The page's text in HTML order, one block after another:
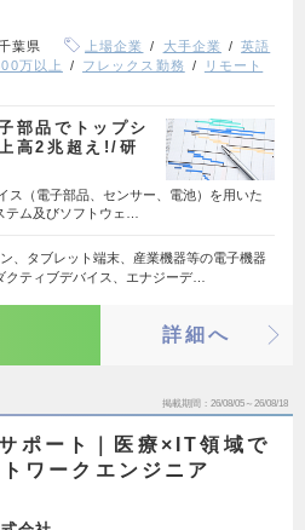
葉県 上場企業 大手企業
英語
万以上 フレックス勤務
リモート
部品でトップシ
高2兆超え!/研
ス（電子部品、センサー、電池）を用いた
テム及びソフトウェ…
、タブレット端末、産業機器等の電子機器
ティブデバイス、エナジーデ…
詳細へ
掲載期間 26/08/05～26/08/18
ポート｜医療×IT領域で
ワークエンジニア